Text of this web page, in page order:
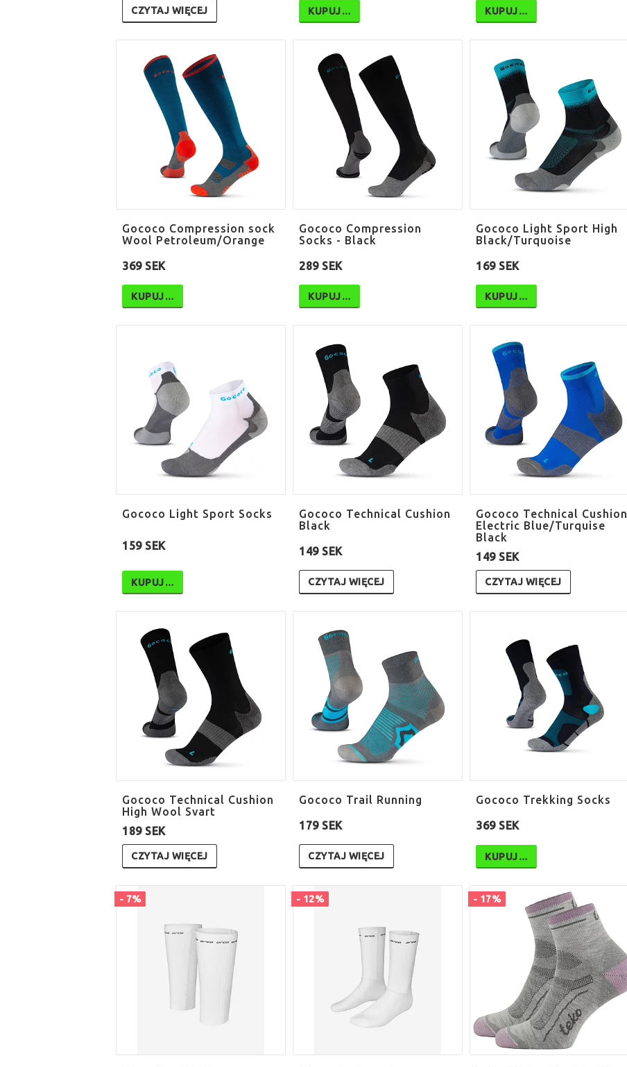
CZYTAJ WIĘCEJ KUPUJ… KUPUJ…
Gococo Compression sock
Wool Petroleum/Orange
369 SEK
KUPUJ…
Gococo Compression
Socks - Black
289 SEK
KUPUJ…
Gococo Light Sport High
Black/Turquoise
169 SEK
KUPUJ…
Gococo Light Sport Socks
159 SEK
KUPUJ…
Gococo Technical Cushion
Black
149 SEK
CZYTAJ WIĘCEJ
Gococo Technical Cushion
Electric Blue/Turquise
Black
149 SEK
CZYTAJ WIĘCEJ
Gococo Technical Cushion
High Wool Svart
189 SEK
CZYTAJ WIĘCEJ
Gococo Trail Running
179 SEK
CZYTAJ WIĘCEJ
Gococo Trekking Socks
369 SEK
KUPUJ…
- 7% - 12% - 17%